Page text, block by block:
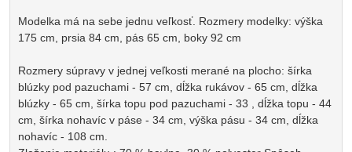
Modelka má na sebe jednu veľkosť. Rozmery modelky: výška
175 cm, prsia 84 cm, pás 65 cm, boky 92 cm
Rozmery súpravy v jednej veľkosti merané na plocho: šírka
blúzky pod pazuchami - 57 cm, dĺžka rukávov - 65 cm, dĺžka
blúzky - 65 cm, šírka topu pod pazuchami - 33 , dĺžka topu - 44
cm, šírka nohavíc v páse - 34 cm, výška pásu - 34 cm, dĺžka
nohavíc - 108 cm.